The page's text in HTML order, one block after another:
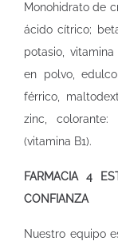
Monohidrato de
ácido cítrico;
potasio,
en polvo,
férrico,
zinc, colorante:
(vitamina B1).
FARMACIA 4
CONFIANZA
Nuestro equipo